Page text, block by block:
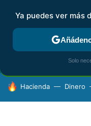
FISCALIDAD Y
HOY SE HABLA DE
Hacienda Dinero
Ya puedes ver más
Solo